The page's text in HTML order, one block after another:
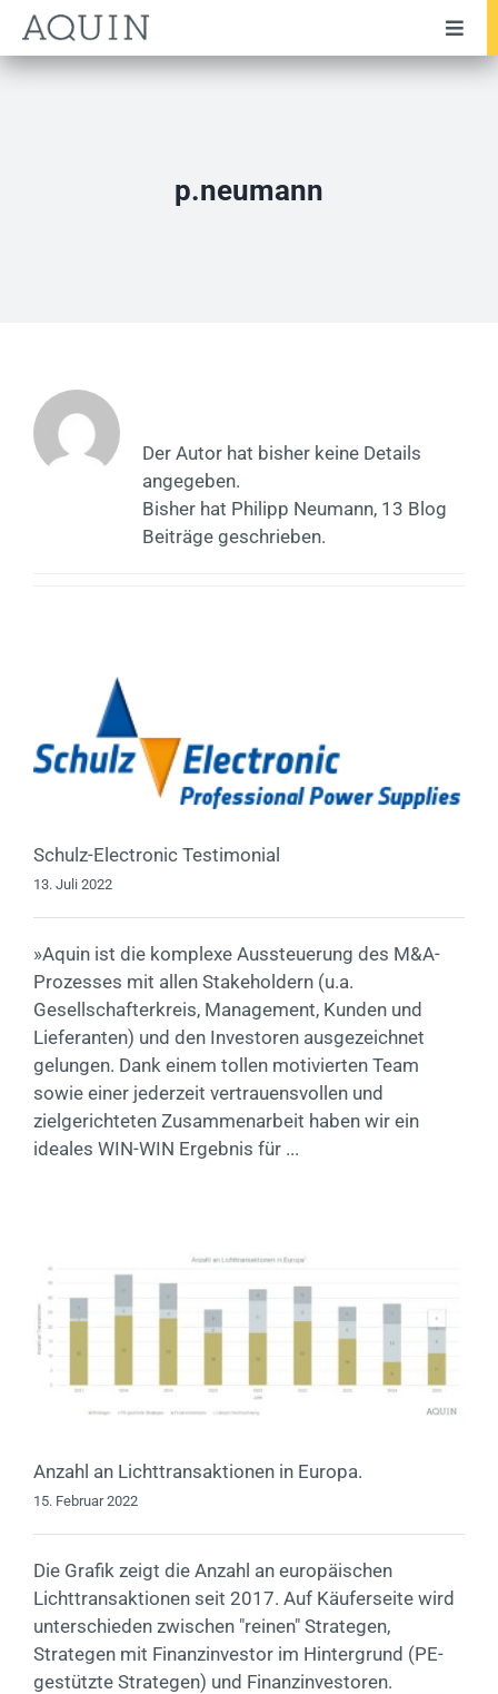
Zum
Inhalt
springen
Unternehmen
News
p.neumann
Der Autor hat bisher keine Details
angegeben.
Bisher hat Philipp Neumann, 13 Blog
Beiträge geschrieben.
Schulz-Electronic Testimonial
13. Juli 2022
»Aquin ist die komplexe Aussteuerung des M&A-
Prozesses mit allen Stakeholdern (u.a.
Gesellschafterkreis, Management, Kunden und
Lieferanten) und den Investoren ausgezeichnet
gelungen. Dank einem tollen motivierten Team
sowie einer jederzeit vertrauensvollen und
zielgerichteten Zusammenarbeit haben wir ein
ideales WIN-WIN Ergebnis für ...
Anzahl an Lichttransaktionen in Europa.
15. Februar 2022
Die Grafik zeigt die Anzahl an europäischen
Lichttransaktionen seit 2017. Auf Käuferseite wird
unterschieden zwischen "reinen" Strategen,
Strategen mit Finanzinvestor im Hintergrund (PE-
gestützte Strategen) und Finanzinvestoren.